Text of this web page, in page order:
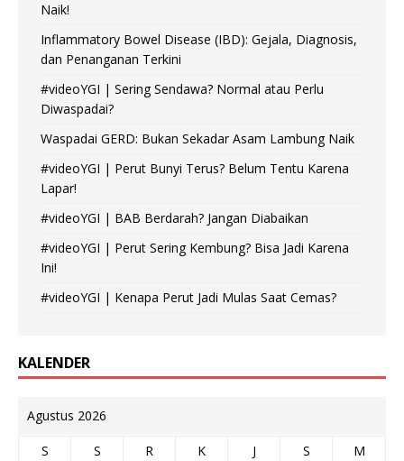
Naik!
Inflammatory Bowel Disease (IBD): Gejala, Diagnosis,
dan Penanganan Terkini
#videoYGI | Sering Sendawa? Normal atau Perlu
Diwaspadai?
Waspadai GERD: Bukan Sekadar Asam Lambung Naik
#videoYGI | Perut Bunyi Terus? Belum Tentu Karena
Lapar!
#videoYGI | BAB Berdarah? Jangan Diabaikan
#videoYGI | Perut Sering Kembung? Bisa Jadi Karena
Ini!
#videoYGI | Kenapa Perut Jadi Mulas Saat Cemas?
KALENDER
Agustus 2026
S S R K J S
M